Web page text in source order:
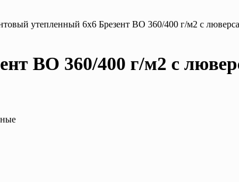
утепленный 6х6 Брезент ВО 360/400 г/м2 с
ВО 360/400 г/м2 с